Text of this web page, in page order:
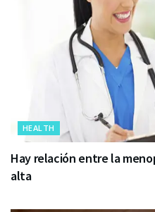
HEALTH
Hay relación entre la
alta